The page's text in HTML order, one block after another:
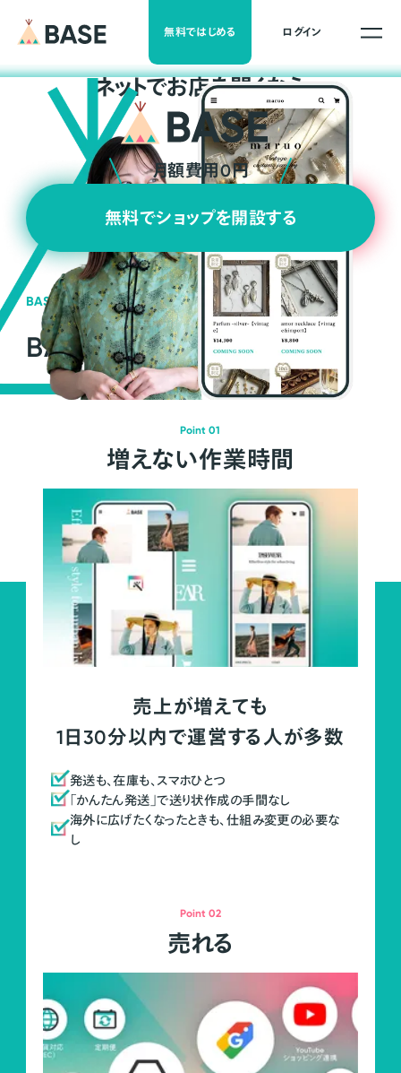
無料ではじめる ログイン
ネットでお店を開くなら
月額費用0円
無料でショップを開設する
BASEの強み
BASEが強い3つの理由
Point 01
増えない作業時間
売上が増えても
1日30分以内で運営する人が多数
発送も、在庫も、スマホひとつ
「かんたん発送」で送り状作成の手間なし
海外に広げたくなったときも、仕組み変更の必要な
し
Point 02
売れる